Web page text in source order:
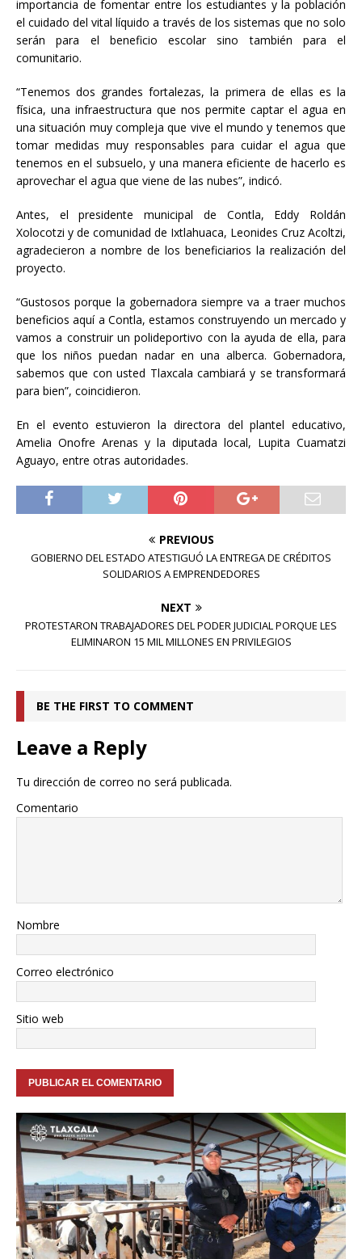
importancia de fomentar entre los estudiantes y la población
el cuidado del vital líquido a través de los sistemas que no solo
serán para el beneficio escolar sino también para el
comunitario.
“Tenemos dos grandes fortalezas, la primera de ellas es la
física, una infraestructura que nos permite captar el agua en
una situación muy compleja que vive el mundo y tenemos que
tomar medidas muy responsables para cuidar el agua que
tenemos en el subsuelo, y una manera eficiente de hacerlo es
aprovechar el agua que viene de las nubes”, indicó.
Antes, el presidente municipal de Contla, Eddy Roldán
Xolocotzi y de comunidad de Ixtlahuaca, Leonides Cruz Acoltzi,
agradecieron a nombre de los beneficiarios la realización del
proyecto.
“Gustosos porque la gobernadora siempre va a traer muchos
beneficios aquí a Contla, estamos construyendo un mercado y
vamos a construir un polideportivo con la ayuda de ella, para
que los niños puedan nadar en una alberca. Gobernadora,
sabemos que con usted Tlaxcala cambiará y se transformará
para bien”, coincidieron.
En el evento estuvieron la directora del plantel educativo,
Amelia Onofre Arenas y la diputada local, Lupita Cuamatzi
Aguayo, entre otras autoridades.
PREVIOUS
GOBIERNO DEL ESTADO ATESTIGUÓ LA ENTREGA DE CRÉDITOS
SOLIDARIOS A EMPRENDEDORES
NEXT
PROTESTARON TRABAJADORES DEL PODER JUDICIAL PORQUE LES
ELIMINARON 15 MIL MILLONES EN PRIVILEGIOS
BE THE FIRST TO COMMENT
Leave a Reply
Tu dirección de correo no será publicada.
Comentario
Nombre
Correo electrónico
Sitio web